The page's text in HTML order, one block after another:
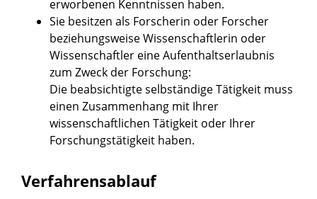
erworbenen Kenntnissen haben.
Sie besitzen als Forscherin oder Forscher
beziehungsweise Wissenschaftlerin oder
Wissenschaftler eine Aufenthaltserlaubnis
zum Zweck der Forschung:
Die beabsichtigte selbständige Tätigkeit muss
einen Zusammenhang mit Ihrer
wissenschaftlichen Tätigkeit oder Ihrer
Forschungstätigkeit haben.
Verfahrensablauf